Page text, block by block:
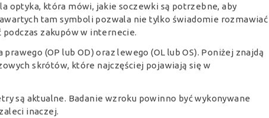
optyka, która mówi, jakie soczewki są potrzebne, aby
tam symboli pozwala nie tylko świadomie rozmawiać
zakupów w internecie.
(OP lub OD) oraz lewego (OL lub OS). Poniżej znajdą
skrótów, które najczęściej pojawiają się w
są aktualne. Badanie wzroku powinno być wykonywane
inaczej.